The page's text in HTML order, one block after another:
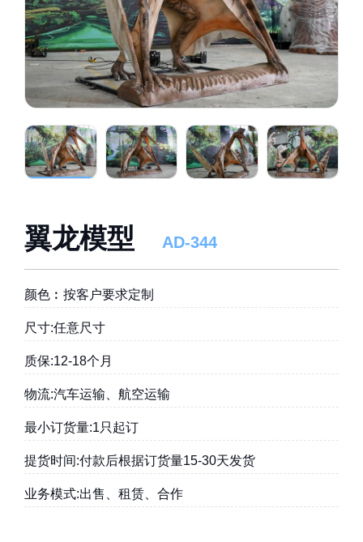
翼龙模型 AD-344
颜色︰按客户要求定制
尺寸:任意尺寸
质保:12-18个月
物流:汽车运输、航空运输
最小订货量:1只起订
提货时间:付款后根据订货量15-30天发货
业务模式:出售、租赁、合作